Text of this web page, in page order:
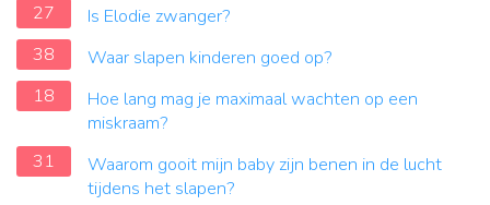
27
Is Elodie zwanger?
38
Waar slapen kinderen goed op?
18
Hoe lang mag je maximaal wachten op een
miskraam?
31
Waarom gooit mijn baby zijn benen in de lucht
tijdens het slapen?